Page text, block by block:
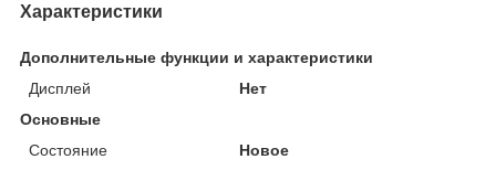
Характеристики
Дополнительные функции и характеристики
Дисплей
Нет
Основные
Состояние
Новое